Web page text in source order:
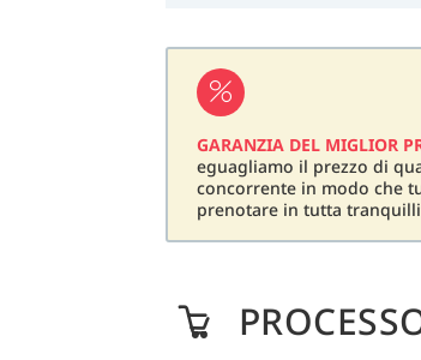
GARANZIA DEL MIGLIOR
eguagliamo il prezzo di
concorrente in modo che
prenotare in tutta